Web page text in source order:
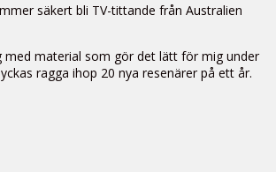
säkert bli TV-tittande från Australien
material som gör det lätt för mig under
ragga ihop 20 nya resenärer på ett år.